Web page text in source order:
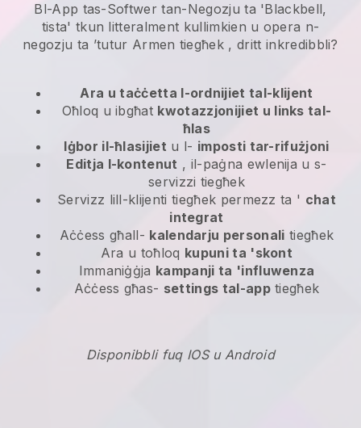
Bl-App tas-Softwer tan-Negozju ta 'Blackbell,
tista' tkun litteralment kullimkien u opera n-
negozju ta ’tutur Armen tiegħek , dritt inkredibbli?
Ara u taċċetta l-ordnijiet tal-klijent
Oħloq u ibgħat kwotazzjonijiet u links tal-
ħlas
Iġbor il-ħlasijiet u l- imposti tar-rifużjoni
Editja l-kontenut , il-paġna ewlenija u s-
servizzi tiegħek
Servizz lill-klijenti tiegħek permezz ta ' chat
integrat
Aċċess għall- kalendarju personali tiegħek
Ara u toħloq kupuni ta 'skont
Immaniġġja kampanji ta 'influwenza
Aċċess għas- settings tal-apptiegħek
Disponibbli fuq IOS u Android